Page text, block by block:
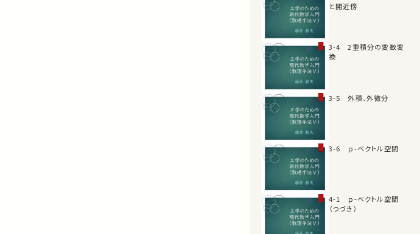
と開近傍
3-4 2重積分の変数変
換
3-5 外積、外微分
3-6 ｐ-ベクトル空間
4-1 ｐ-ベクトル空間
（つづき）